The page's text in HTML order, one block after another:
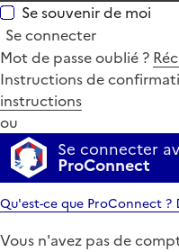
Se souvenir de moi
Se connecter
Mot de passe oublié ?
Instructions de
instructions
ou
Se connecter
ProConnect
Qu'est-ce que ProConnect ?
Vous n'avez pas de